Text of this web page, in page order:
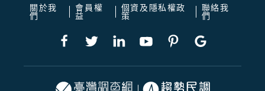
關於我
們
會員權
益
個資及隱私權政
策
聯絡我
們